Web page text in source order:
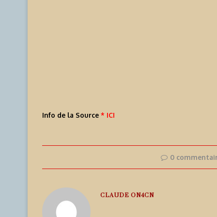
Info de la Source * ICI
0
CLAUDE ON4CN